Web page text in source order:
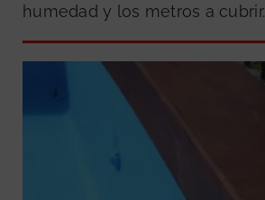
humedad y los metros a cubrir.